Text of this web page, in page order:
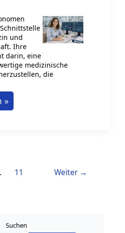
und
Ihre
darin, eine
medizinische
die
»
11 Weiter →
Suchen